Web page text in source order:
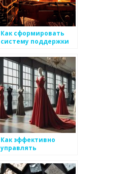
Как сформировать
систему поддержки
процесса ведения
дел для
производительности
Как эффективно
управлять
клиентов в бизнесе
по металоизделиям